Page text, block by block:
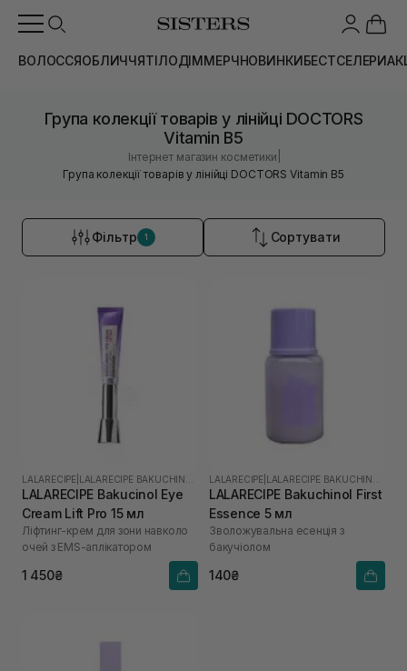
ВОЛОССЯОБЛИЧЧЯТІЛОДІММЕРЧНОВИНКИБЕСТСЕЛЕРИ
Група колекції товарів у лінійці DOCTORS
Vitamin B5
Інтернет магазин косметики
Група колекції товарів у лінійці DOCTORS Vitamin B5
Фільтр 1 Сортувати
LALARECIPE
LALARECIPE Bakucinol Eye
Cream Lift Pro 15 мл
Ліфтинг-крем для зони навколо
очей з EMS-аплікатором
1 450₴
LALARECIPE
LALARECIPE Bakuchinol First
Essence 5 мл
Зволожувальна есенція з
бакучіолом
140₴